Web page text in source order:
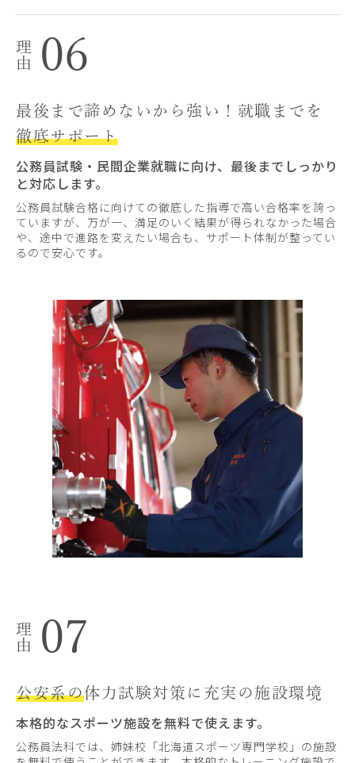
06
最後まで諦めないから強い！就職までを
徹底サポート
公務員試験・民間企業就職に向け、最後までしっかり
と対応します。
公務員試験合格に向けての徹底した指導で高い合格率を誇っ
ていますが、万が一、満足のいく結果が得られなかった場合
や、途中で進路を変えたい場合も、サポート体制が整ってい
るので安心です。
07
公安系の体力試験対策に充実の施設環境
本格的なスポーツ施設を無料で使えます。
公務員法科では、姉妹校「北海道スポーツ専門学校」の施設